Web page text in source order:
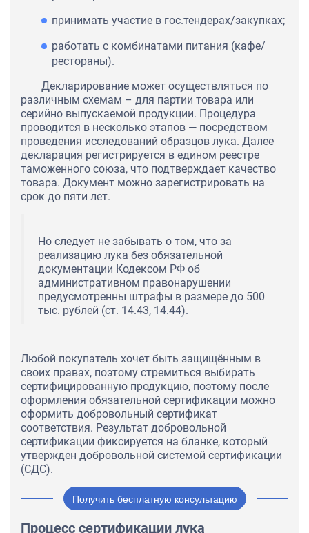
принимать участие в гос.тендерах/закупках;
работать с комбинатами питания (кафе/
рестораны).
Декларирование может осуществляться по
различным схемам – для партии товара или
серийно выпускаемой продукции. Процедура
проводится в несколько этапов — посредством
проведения исследований образцов лука. Далее
декларация регистрируется в едином реестре
таможенного союза, что подтверждает качество
товара. Документ можно зарегистрировать на
срок до пяти лет.
Но следует не забывать о том, что за
реализацию лука без обязательной
документации Кодексом РФ об
административном правонарушении
предусмотренны штрафы в размере до 500
тыс. рублей (ст. 14.43, 14.44).
Любой покупатель хочет быть защищённым в
своих правах, поэтому стремиться выбирать
сертифицированную продукцию, поэтому после
оформления обязательной сертификации можно
оформить добровольный сертификат
соответствия. Результат добровольной
сертификации фиксируется на бланке, который
утвержден добровольной системой сертификации
(СДС).
Получить бесплатную консультацию
Процесс сертификации лука